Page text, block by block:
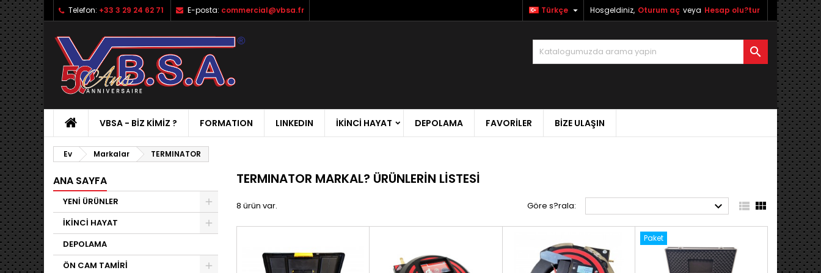
Telefon: +33 3 29 24 62 71 E-posta: commercial@vbsa.fr Hosgeldiniz, Oturum aç veya Hesap olu?tur
Türkçe 

VBSA - BIZ KIMIZ ? FORMATION LINKEDIN İKİNCİ HAYAT DEPOLAMA FAVORILER BIZE ULAŞIN
Ev Markalar TERMINATOR
ANA SAYFA
YENİ ÜRÜNLER
İKİNCİ HAYAT
DEPOLAMA
ÖN CAM TAMİRİ
TERMINATOR MARKAL? ÜRÜNLERIN LISTESI
8 ürün var. Göre s?rala:   
Paket